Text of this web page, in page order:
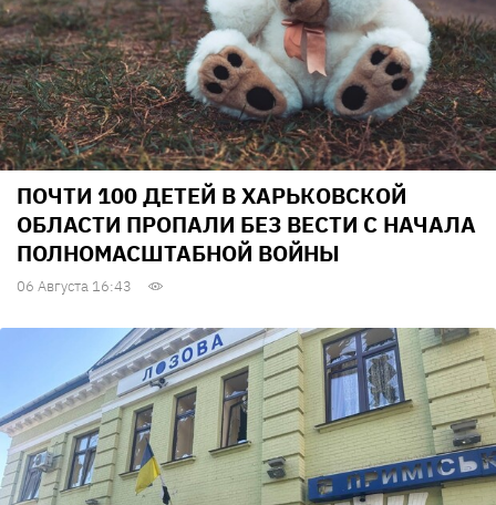
ПОЧТИ 100 ДЕТЕЙ В ХАРЬКОВСКОЙ
ОБЛАСТИ ПРОПАЛИ БЕЗ ВЕСТИ С НАЧАЛА
ПОЛНОМАСШТАБНОЙ ВОЙНЫ
06 Августа 16:43